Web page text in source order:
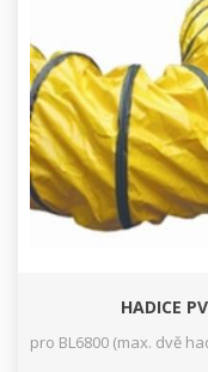
HADICE
pro BL6800 (max. dvě